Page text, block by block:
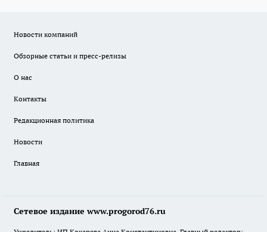
Новости компаний
Обзорные статьи и пресс-релизы
О нас
Контакты
Редакционная политика
Новости
Главная
Сетевое издание www.progorod76.ru